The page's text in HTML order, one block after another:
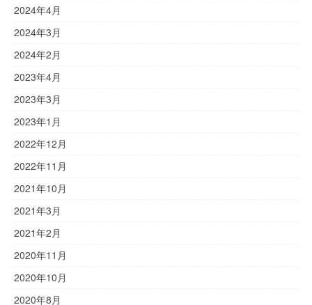
2024年4月
2024年3月
2024年2月
2023年4月
2023年3月
2023年1月
2022年12月
2022年11月
2021年10月
2021年3月
2021年2月
2020年11月
2020年10月
2020年8月